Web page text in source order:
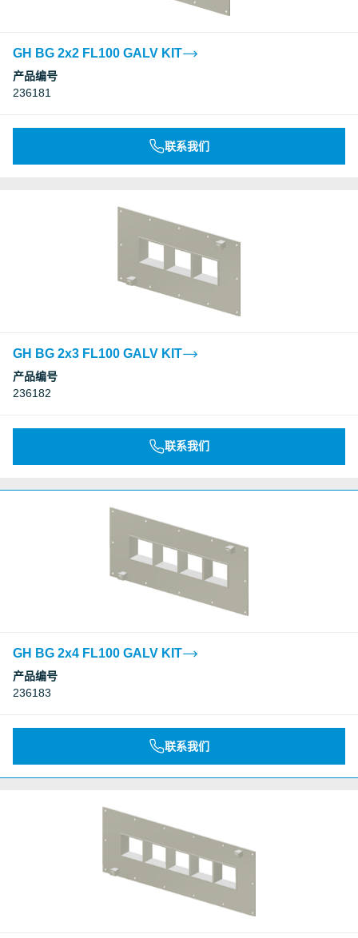
GH BG 2x2 FL100 GALV KIT
产品编号
236181
联系我们
GH BG 2x3 FL100 GALV KIT
产品编号
236182
联系我们
GH BG 2x4 FL100 GALV KIT
产品编号
236183
联系我们